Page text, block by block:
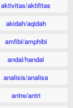
aktivitas/aktifitas
akidah/aqidah
amfibi/amphibi
andal/handal
analisis/analisa
antre/antri